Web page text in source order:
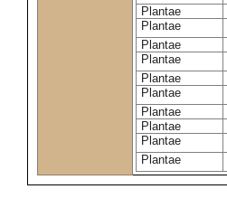
Plantae
Plantae
Plantae
Plantae
Plantae
Plantae
Plantae
Plantae
Plantae
Plantae